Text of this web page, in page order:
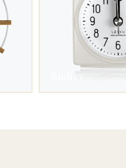
Budíky